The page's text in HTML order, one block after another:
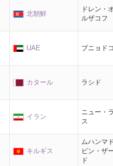
北朝鮮
ドレン・
ルザコフ
UAE ブニョド
カタール ラシド
イラン
ニュー・
ス
キルギス
ムハンマ
ビン・ザ
ド